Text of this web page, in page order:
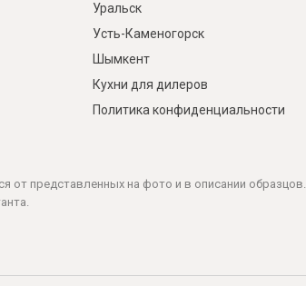
Уральск
Усть-Каменогорск
Шымкент
Кухни для дилеров
Политика конфиденциальности
от представленных на фото и в описании образцов.